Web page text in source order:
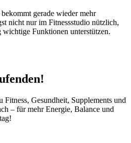
gerade wieder mehr
nicht nur im Fitnessstudio nützlich,
Funktionen unterstützen.
Fitness, Gesundheit, Supplements und
– für mehr Energie, Balance und